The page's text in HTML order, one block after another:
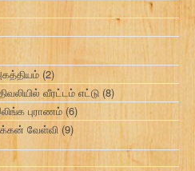
(2)
வீரட்டம் எட்டு (8)
புராணம் (6)
வேள்வி (9)